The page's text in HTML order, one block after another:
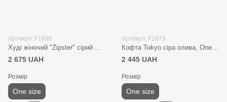
Артикул: F1896
Худі жіночий "Zipster" сірий меланж, one size
2 675 UAH
Розмір
One size
Артикул: F1679
Кофта Tokyo сіра олива, One size
2 445 UAH
Розмір
One size